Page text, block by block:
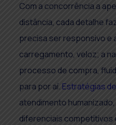
Com a concorrência a
distância, cada detalhe
precisa ser responsivo e
carregamento, veloz; a
processo de compra,
para por aí. Estratégias
atendimento
diferenciais competitivos